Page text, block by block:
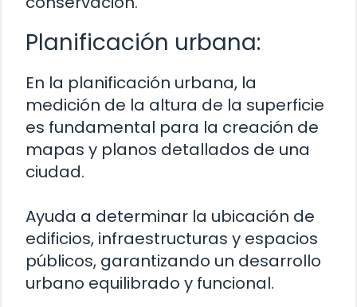
Planificación urbana:
En la planificación urbana, la
medición de la altura de la superficie
es fundamental para la creación de
mapas y planos detallados de una
ciudad.
Ayuda a determinar la ubicación de
edificios, infraestructuras y espacios
públicos, garantizando un desarrollo
urbano equilibrado y funcional.